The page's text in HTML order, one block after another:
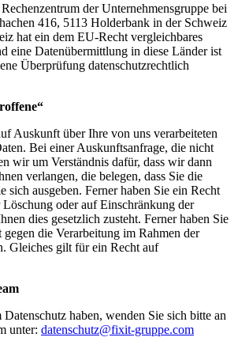
der Unternehmensgruppe bei
416, 5113 Holderbank in der Schweiz
hat ein dem EU-Recht vergleichbares
eine Datenübermittlung in diese Länder ist
Überprüfung datenschutzrechtlich
Auskunft über Ihre von uns verarbeiteten
Bei einer Auskunftsanfrage, die nicht
wir um Verständnis dafür, dass wir dann
verlangen, die belegen, dass Sie die
sich ausgeben. Ferner haben Sie ein Recht
oder auf Einschränkung der
dies gesetzlich zusteht. Ferner haben Sie
gegen die Verarbeitung im Rahmen der
Gleiches gilt für ein Recht auf
haben, wenden Sie sich bitte an
unter: datenschutz@fixit-gruppe.com